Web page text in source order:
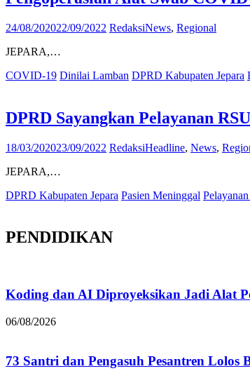
24/08/202022/09/2022 RedaksiNews, Regional
JEPARA,…
COVID-19 Dinilai Lamban DPRD Kabupaten Jepara
DPRD Sayangkan Pelayanan
18/03/202023/09/2022 RedaksiHeadline, News,
JEPARA,…
DPRD Kabupaten Jepara Pasien Meninggal
PENDIDIKAN
Koding dan AI Diproyeksikan Jadi Alat
06/08/2026
73 Santri dan Pengasuh Pesantren